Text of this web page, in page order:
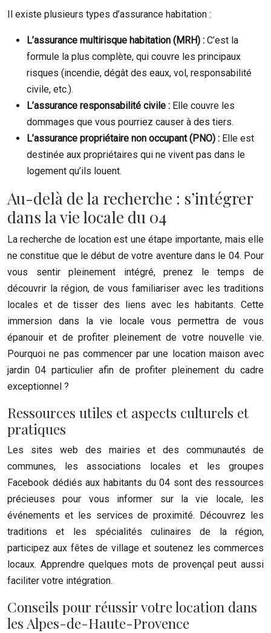
Il existe plusieurs types d’assurance habitation :
L’assurance multirisque habitation (MRH) : C’est la
formule la plus complète, qui couvre les principaux
risques (incendie, dégât des eaux, vol, responsabilité
civile, etc.).
L’assurance responsabilité civile : Elle couvre les
dommages que vous pourriez causer à des tiers.
L’assurance propriétaire non occupant (PNO) : Elle est
destinée aux propriétaires qui ne vivent pas dans le
logement qu’ils louent.
Au-delà de la recherche : s’intégrer
dans la vie locale du 04
La recherche de location est une étape importante, mais elle
ne constitue que le début de votre aventure dans le 04. Pour
vous sentir pleinement intégré, prenez le temps de
découvrir la région, de vous familiariser avec les traditions
locales et de tisser des liens avec les habitants. Cette
immersion dans la vie locale vous permettra de vous
épanouir et de profiter pleinement de votre nouvelle vie.
Pourquoi ne pas commencer par une location maison avec
jardin 04 particulier afin de profiter pleinement du cadre
exceptionnel ?
Ressources utiles et aspects culturels et
pratiques
Les sites web des mairies et des communautés de
communes, les associations locales et les groupes
Facebook dédiés aux habitants du 04 sont des ressources
précieuses pour vous informer sur la vie locale, les
événements et les services de proximité. Découvrez les
traditions et les spécialités culinaires de la région,
participez aux fêtes de village et soutenez les commerces
locaux. Apprendre quelques mots de provençal peut aussi
faciliter votre intégration.
Conseils pour réussir votre location dans
les Alpes-de-Haute-Provence